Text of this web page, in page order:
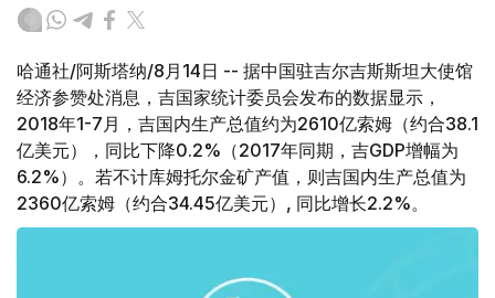
哈通社/阿斯塔纳/8月14日 -- 据中国驻吉尔吉斯斯坦大使馆
经济参赞处消息，吉国家统计委员会发布的数据显示，
2018年1-7月，吉国内生产总值约为2610亿索姆（约合38.1
亿美元），同比下降0.2%（2017年同期，吉GDP增幅为
6.2%）。若不计库姆托尔金矿产值，则吉国内生产总值为
2360亿索姆（约合34.45亿美元）, 同比增长2.2%。